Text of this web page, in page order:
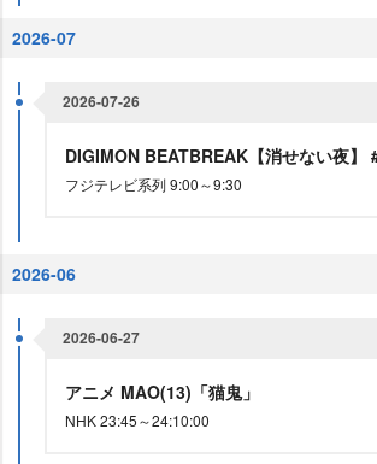
2026-07
2026-07-26
DIGIMON BEATBREAK【消せない夜】
フジテレビ系列 9:00～9:30
2026-06
2026-06-27
アニメ MAO(13)「猫鬼」
NHK 23:45～24:10:00